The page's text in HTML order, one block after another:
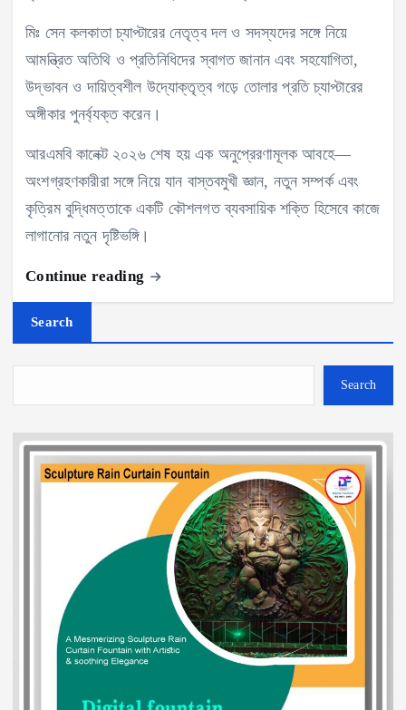
মিঃ সেন কলকাতা চ্যাপ্টারের নেতৃত্ব দল ও সদস্যদের সঙ্গে নিয়ে
আমন্ত্রিত অতিথি ও প্রতিনিধিদের স্বাগত জানান এবং সহযোগিতা,
উদ্ভাবন ও দায়িত্বশীল উদ্যোক্তৃত্ব গড়ে তোলার প্রতি চ্যাপ্টারের
অঙ্গীকার পুনর্ব্যক্ত করেন।
আরএমবি কানেক্ট ২০২৬ শেষ হয় এক অনুপ্রেরণামূলক আবহে—
অংশগ্রহণকারীরা সঙ্গে নিয়ে যান বাস্তবমুখী জ্ঞান, নতুন সম্পর্ক এবং
কৃত্রিম বুদ্ধিমত্তাকে একটি কৌশলগত ব্যবসায়িক শক্তি হিসেবে কাজে
লাগানোর নতুন দৃষ্টিভঙ্গি।
Continue reading
Search
Search